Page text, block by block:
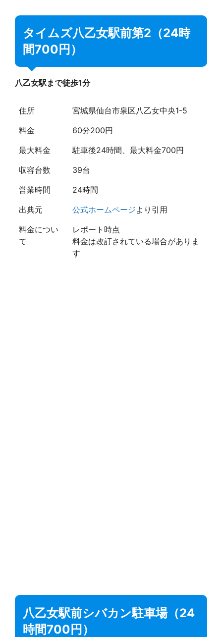
タイムズ八乙女駅前第2（24時
間700円）
八乙女駅まで徒歩1分
住所
宮城県仙台市泉区八乙女中央1-5
料金
60分200円
最大料金
駐車後24時間、最大料金700円
収容台数
39台
営業時間
24時間
出典元
公式ホームページより引用
料金につい
て
レポート時点
料金は改訂されている場合がありま
す
八乙女駅前シバカン駐車場（24
時間700円）